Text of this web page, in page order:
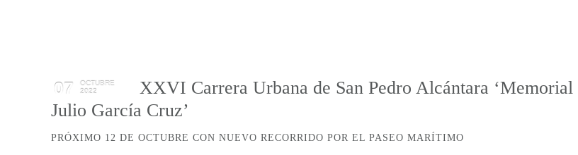
07
OCTUBRE
2022
XXVI Carrera Urbana de San Pedro Alcántara ‘Memorial
Julio García Cruz’
PRÓXIMO 12 DE OCTUBRE CON NUEVO RECORRIDO POR EL PASEO MARÍTIMO